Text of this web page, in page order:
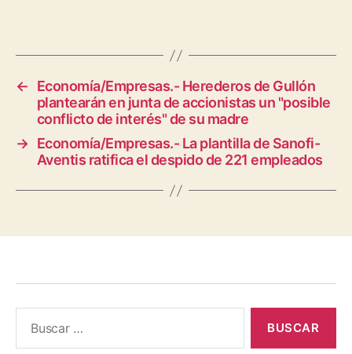
←
Economía/Empresas.- Herederos de Gullón
plantearán en junta de accionistas un "posible
conflicto de interés" de su madre
→ Economía/Empresas.- La plantilla de Sanofi-
Aventis ratifica el despido de 221 empleados